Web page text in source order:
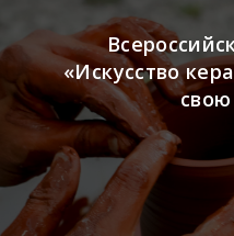
«Искусство